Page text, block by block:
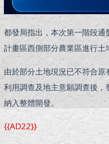
都發局指出，本次第一階段
計畫區西側部分農業區進行土
由於部分土地現況已不符合
利用調查及地主意願調查後
納入整體開發。
{{AD22}}